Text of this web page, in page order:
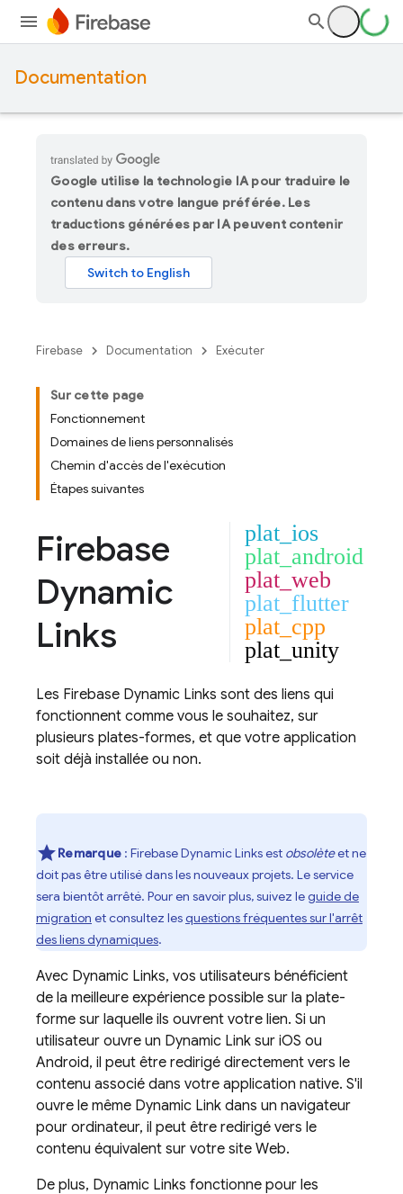
Documentation
Google utilise la technologie IA pour traduire le
contenu dans votre langue préférée. Les
traductions générées par IA peuvent contenir
des erreurs.
Firebase Documentation Exécuter
Sur cette page
Fonctionnement
Domaines de liens personnalisés
Chemin d'accès de l'exécution
Étapes suivantes
Firebase
Dynamic
Links
plat_ios
plat_android
plat_web
plat_flutter
plat_cpp
plat_unity
Les Firebase Dynamic Links sont des liens qui
fonctionnent comme vous le souhaitez, sur
plusieurs plates-formes, et que votre application
soit déjà installée ou non.
Remarque : Firebase Dynamic Links est obsolèteet ne
doit pas être utilisé dans les nouveaux projets. Le service
sera bientôt arrêté. Pour en savoir plus, suivez leguide de
migration et consultez lesquestions fréquentes sur l'arrêt
des liens dynamiques.
Avec Dynamic Links, vos utilisateurs bénéficient
de la meilleure expérience possible sur la plate-
forme sur laquelle ils ouvrent votre lien. Si un
utilisateur ouvre un Dynamic Link sur iOS ou
Android, il peut être redirigé directement vers le
contenu associé dans votre application native. S'il
ouvre le même Dynamic Link dans un navigateur
pour ordinateur, il peut être redirigé vers le
contenu équivalent sur votre site Web.
De plus, Dynamic Links fonctionne pour les